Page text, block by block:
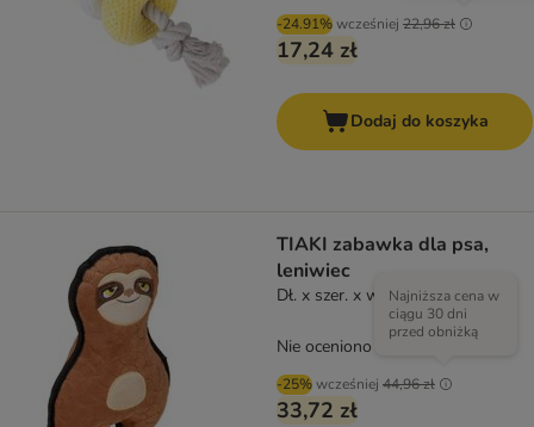
-24.91%wcześniej 22,96 zł
17,24 zł
Dodaj do koszyka
TIAKI zabawka dla psa,
leniwiec
Dł. x szer. x wys.: 29 x 18 x 9 cm
-25%wcześniej 44,96 zł
Najniższa cena w
ciągu 30 dni
przed obniżką
33,72 zł
Nie oceniono